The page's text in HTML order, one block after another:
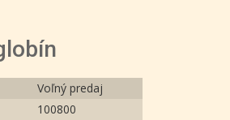
Voľný predaj
100800